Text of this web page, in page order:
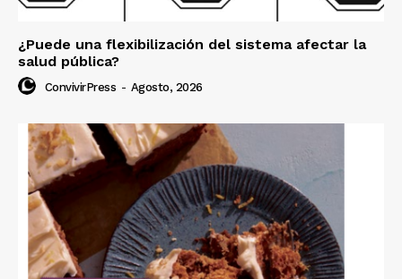
¿Puede una flexibilización del sistema afectar la
salud pública?
ConvivirPress - Agosto, 2026